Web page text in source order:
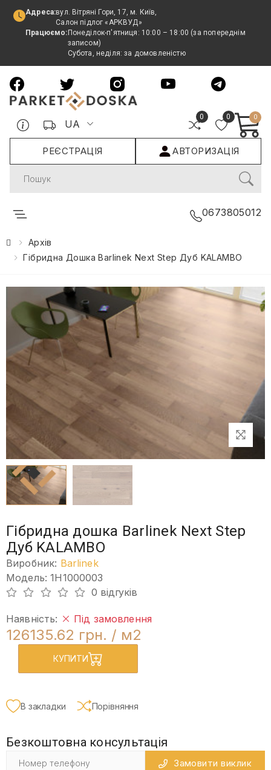
Адреса:вул. Вітряні Гори, 17, м. Київ,
Салон підлог «АРКВУД»
Працюємо: Понеділок-п'ятниця: 10:00 – 18:00 (за попереднім
записом)
Субота, неділя: за домовленістю
UA
0 0 0
РЕЄСТРАЦІЯ АВТОРИЗАЦІЯ
Search
0673805012
Архів
Гібридна Дошка Barlinek Next Step Дуб KALAMBO
Гібридна дошка Barlinek Next Step
Дуб KALAMBO
Виробник: Barlinek
Модель: 1H1000003
0 відгуків
Наявність: Під замовлення
126135.62 грн. / м2
КУПИТИ
В закладки Порівняння
Безкоштовна консультація
Замовити виклик